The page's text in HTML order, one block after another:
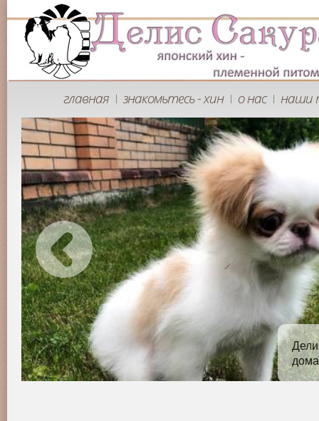
главная | знакомьтесь - хин | о нас | наши